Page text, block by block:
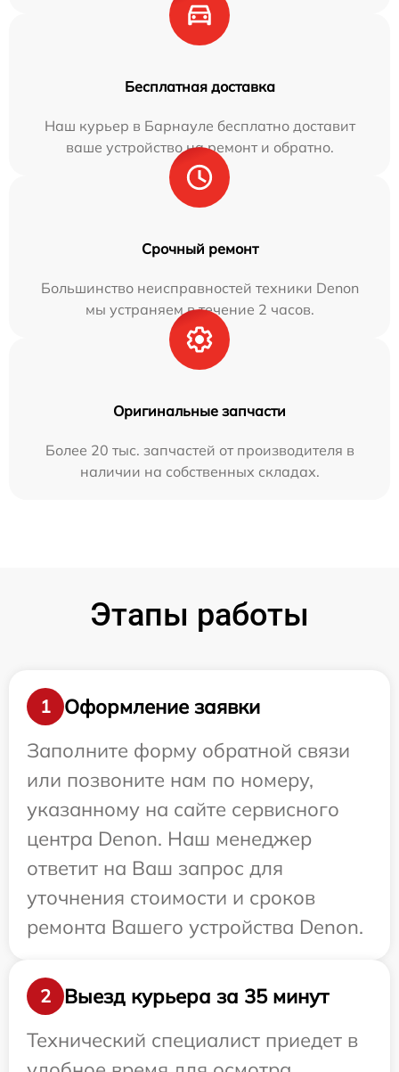
Бесплатная доставка
Наш курьер в Барнауле бесплатно доставит
ваше устройство на ремонт и обратно.
Срочный ремонт
Большинство неисправностей техники Denon
мы устраняем в течение 2 часов.
Оригинальные запчасти
Более 20 тыс. запчастей от производителя в
наличии на собственных складах.
Этапы работы
1
Оформление заявки
Заполните форму обратной связи
или позвоните нам по номеру,
указанному на сайте сервисного
центра Denon. Наш менеджер
ответит на Ваш запрос для
уточнения стоимости и сроков
ремонта Вашего устройства Denon.
2
Выезд курьера за 35 минут
Технический специалист приедет в